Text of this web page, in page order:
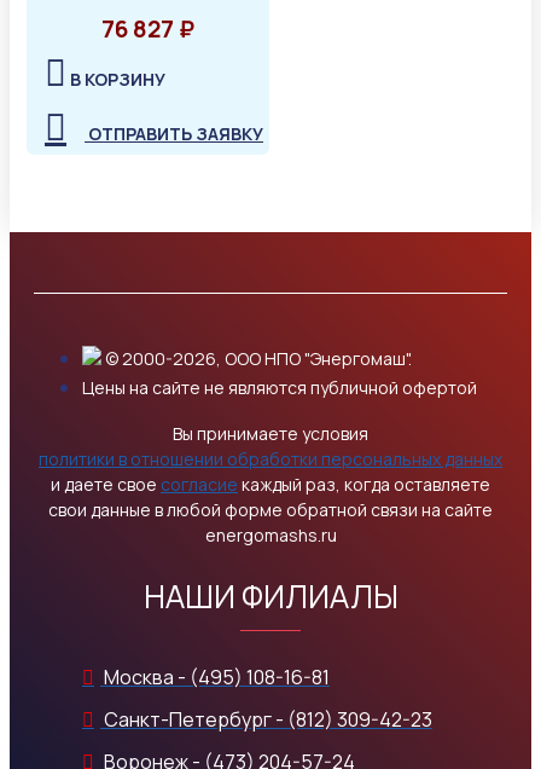
76 827 ₽
В КОРЗИНУ
ОТПРАВИТЬ ЗАЯВКУ
© 2000-2026, ООО НПО "Энергомаш".
Цены на сайте не являются публичной офертой
Вы принимаете условия
политики в отношении обработки персональных данных
и даете свое согласие каждый раз, когда оставляете
свои данные в любой форме обратной связи на сайте
energomashs.ru
НАШИ ФИЛИАЛЫ
Москва - (495) 108-16-81
Санкт-Петербург - (812) 309-42-23
Воронеж - (473) 204-57-24